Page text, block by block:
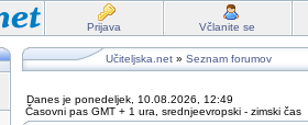
Prijava Včlanite se
Učiteljska.net » Seznam forumov
Danes je ponedeljek, 10.08.2026, 12:49
Časovni pas GMT + 1 ura, srednjeevropski - zimski čas